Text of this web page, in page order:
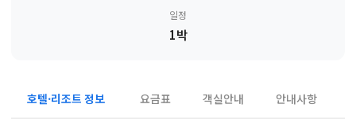
일정
1박
호텔·리조트 정보 요금표 객실안내 안내사항